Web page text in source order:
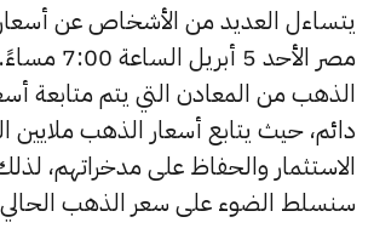
يتساءل العديد من الأشخاص عن
مصر الأحد 5
الذهب من المعادن التي يتم متابعة
دائم، حيث يتابع أسعار الذهب
الاستثمار والحفاظ على مدخراتهم،
سنسلط الضوء على سعر الذهب